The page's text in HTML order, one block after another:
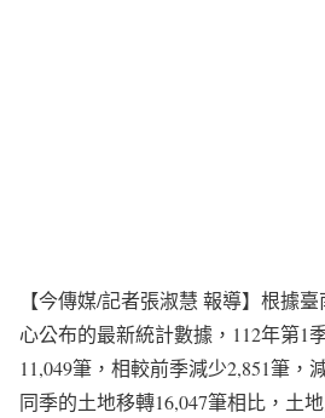
【今傳媒/記者張淑慧 報導】根據
心公布的最新統計數據，112年第1
11,049筆，相較前季減少2,851筆，
同季的土地移轉16,047筆相比，土